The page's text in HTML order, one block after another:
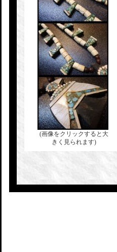
(画像をクリックすると大
きく見られます)